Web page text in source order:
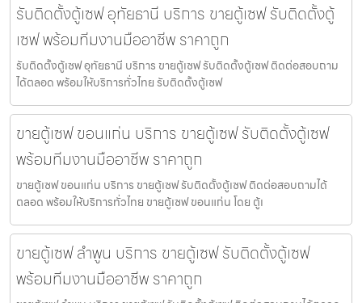
รับติดตั้งตู้เซฟ อุทัยธานี บริการ ขายตู้เซฟ รับติดตั้งตู้
เซฟ พร้อมทีมงานมืออาชีพ ราคาถูก
รับติดตั้งตู้เซฟ อุทัยธานี บริการ ขายตู้เซฟ รับติดตั้งตู้เซฟ ติดต่อสอบถาม
ได้ตลอด พร้อมให้บริการทั่วไทย รับติดตั้งตู้เซฟ
ขายตู้เซฟ ขอนแก่น บริการ ขายตู้เซฟ รับติดตั้งตู้เซฟ
พร้อมทีมงานมืออาชีพ ราคาถูก
ขายตู้เซฟ ขอนแก่น บริการ ขายตู้เซฟ รับติดตั้งตู้เซฟ ติดต่อสอบถามได้
ตลอด พร้อมให้บริการทั่วไทย ขายตู้เซฟ ขอนแก่น โดย ตู้เ
ขายตู้เซฟ ลำพูน บริการ ขายตู้เซฟ รับติดตั้งตู้เซฟ
พร้อมทีมงานมืออาชีพ ราคาถูก